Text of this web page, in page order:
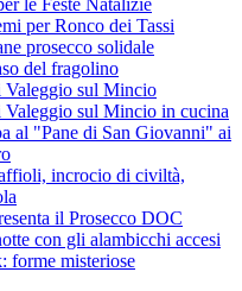
le Feste Natalizie
per Ronco dei Tassi
prosecco solidale
del fragolino
sul Mincio
sul Mincio in cucina
al "Pane di San Giovanni" ai
incrocio di civiltà,
il Prosecco DOC
con gli alambicchi accesi
forme misteriose